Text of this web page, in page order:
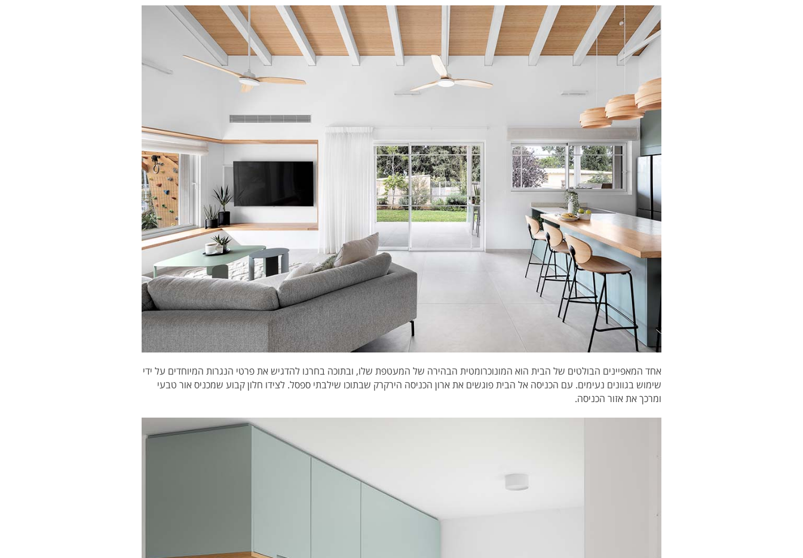
אחד המאפיינים הבולטים של הבית הוא המונוכרומטית הבהירה של המעטפת שלו, ובתוכה בחרנו להדגיש את פרטי הנגרות המיוחדים על ידי
שימוש בגוונים נעימים. עם הכניסה אל הבית פוגשים את ארון הכניסה הירקרק שבתוכו שילבתי ספסל. לצידו חלון קבוע שמכניס אור טבעי
ומרכך את אזור הכניסה.